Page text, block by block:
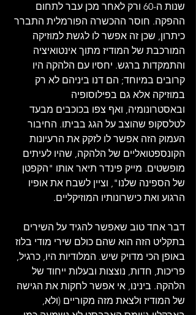
שנות ה-60 ורק לאחר מכן עבר לתחום
ההפקה. חוסר ההכשרה הפורמלית התברר
כיתרון, שכן זה אפשר לו לגשת למוזיקה
המורכבת של המודיז מתוך אינטואיציה
והתמקדות ברגש. יחסיו עם הלהקה היו
קרובים במיוחד; הם דנו ביניהם לא רק
במוזיקה אלא גם בפילוסופיה
ובאסטרונומיה, ואף צפו בכוכבים מבעד
לטלסקופ שהוצב על הגג בביתו. החיבור
העמוק הזה אפשר לו לזקק את הרעיונות
הקונספטואליים של הלהקה, שהיו לעיתים
מופשטים. מייק פינדר תיאר אותו "הקפטן
של הספינה שלנו", וציין לשבח את אופיו
הרגוע ואת כישרונותיו המוזיקליים.
דבר אחד טוב שאפשר להגיד על השירים
בתקליט הזה הוא שהם כולם שירי מודי בלוז
באופן הכי מדויק שיש. המלודיות היו, כרגיל,
פריכות, חדות, נוצצות ובעלות ייחוד של
הלהקה. בינינו, אי אפשר לחקות את הגישה
של המודיז ולצאת מזה מקוריים (ולא,